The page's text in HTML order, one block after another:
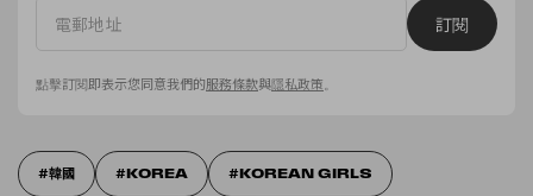
訂閱
點擊訂閱即表示您同意我們的服務條款與隱私政策
韓國 KOREA KOREAN GIRLS